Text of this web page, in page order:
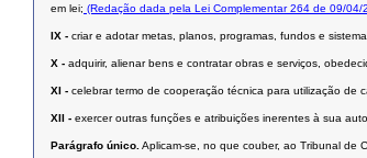
em lei; (Redação dada pela Lei Complementar 264 de 09/04/
IX - criar e adotar metas, planos, programas, fundos e
X - adquirir, alienar bens e contratar obras e serviços,
XI - celebrar termo de cooperação técnica para utilização de
XII - exercer outras funções e atribuições inerentes à sua
Parágrafo único.Aplicam-se, no que couber, ao Tribunal de